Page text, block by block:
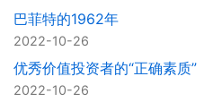
巴菲特的1962年
2022-10-26
优秀价值投资者的“正确素质”
2022-10-26